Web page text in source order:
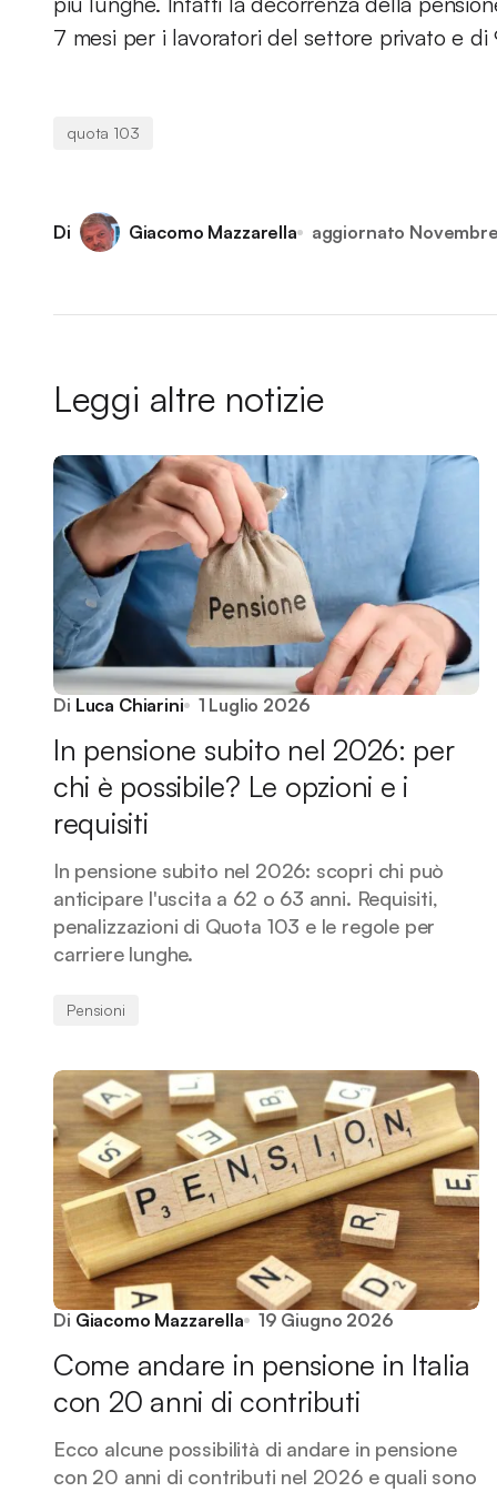
7 mesi per i lavoratori del settore privato e
quota 103
Di Giacomo Mazzarella aggiornato
Leggi altre notizie
Di Luca Chiarini 1 Luglio 2026
In pensione subito nel 2026: per
chi è possibile? Le opzioni e i
requisiti
In pensione subito nel 2026: scopri chi può
anticipare l'uscita a 62 o 63 anni. Requisiti,
penalizzazioni di Quota 103 e le regole per
carriere lunghe.
Pensioni
Di Giacomo Mazzarella 19 Giugno 2026
Come andare in pensione in Italia
con 20 anni di contributi
Ecco alcune possibilità di andare in pensione
con 20 anni di contributi nel 2026 e quali sono